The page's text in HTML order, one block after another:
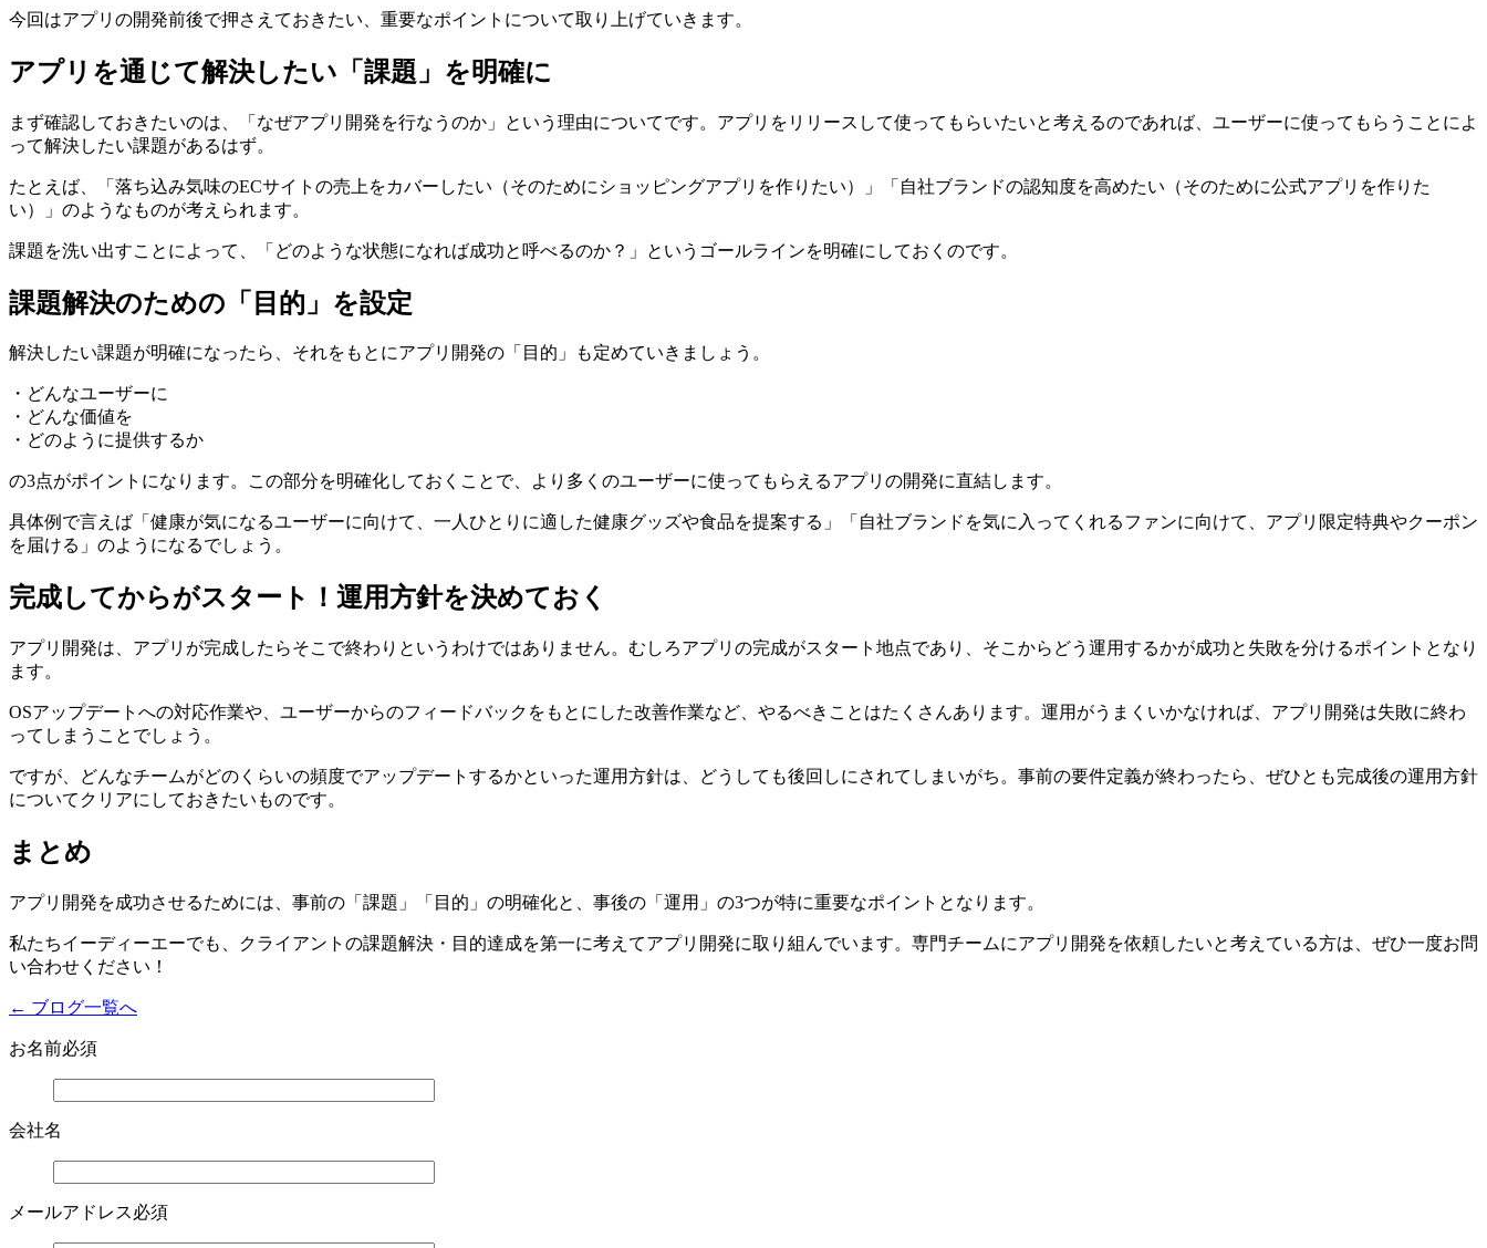
今回はアプリの開発前後で押さえておきたい、重要なポイントについて取り上げていきます。
アプリを通じて解決したい「課題」を明確に
まず確認しておきたいのは、「なぜアプリ開発を行なうのか」という理由についてです。アプリをリリースして使ってもらいたいと考えるのであれば、ユーザーに使ってもらうことによ
って解決したい課題があるはず。
たとえば、「落ち込み気味のECサイトの売上をカバーしたい（そのためにショッピングアプリを作りたい）」「自社ブランドの認知度を高めたい（そのために公式アプリを作りた
い）」のようなものが考えられます。
課題を洗い出すことによって、「どのような状態になれば成功と呼べるのか？」というゴールラインを明確にしておくのです。
課題解決のための「目的」を設定
解決したい課題が明確になったら、それをもとにアプリ開発の「目的」も定めていきましょう。
・どんなユーザーに
・どんな価値を
・どのように提供するか
の3点がポイントになります。この部分を明確化しておくことで、より多くのユーザーに使ってもらえるアプリの開発に直結します。
具体例で言えば「健康が気になるユーザーに向けて、一人ひとりに適した健康グッズや食品を提案する」「自社ブランドを気に入ってくれるファンに向けて、アプリ限定特典やクーポン
を届ける」のようになるでしょう。
完成してからがスタート！運用方針を決めておく
アプリ開発は、アプリが完成したらそこで終わりというわけではありません。むしろアプリの完成がスタート地点であり、そこからどう運用するかが成功と失敗を分けるポイントとなり
ます。
OSアップデートへの対応作業や、ユーザーからのフィードバックをもとにした改善作業など、やるべきことはたくさんあります。運用がうまくいかなければ、アプリ開発は失敗に終わ
ってしまうことでしょう。
ですが、どんなチームがどのくらいの頻度でアップデートするかといった運用方針は、どうしても後回しにされてしまいがち。事前の要件定義が終わったら、ぜひとも完成後の運用方針
についてクリアにしておきたいものです。
まとめ
アプリ開発を成功させるためには、事前の「課題」「目的」の明確化と、事後の「運用」の3つが特に重要なポイントとなります。
私たちイーディーエーでも、クライアントの課題解決・目的達成を第一に考えてアプリ開発に取り組んでいます。専門チームにアプリ開発を依頼したいと考えている方は、ぜひ一度お問
い合わせください！
← ブログ一覧へ
お名前必須
会社名
メールアドレス必須